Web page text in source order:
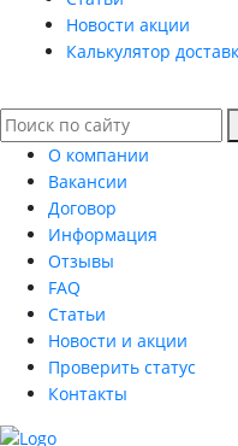
Новости акции
Калькулятор
О компании
Вакансии
Договор
Информация
Отзывы
FAQ
Статьи
Новости и акции
Проверить статус
Контакты